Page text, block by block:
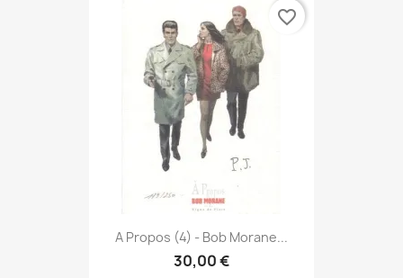
A Propos (4) - Bob Morane...
30,00 €
favorite_border